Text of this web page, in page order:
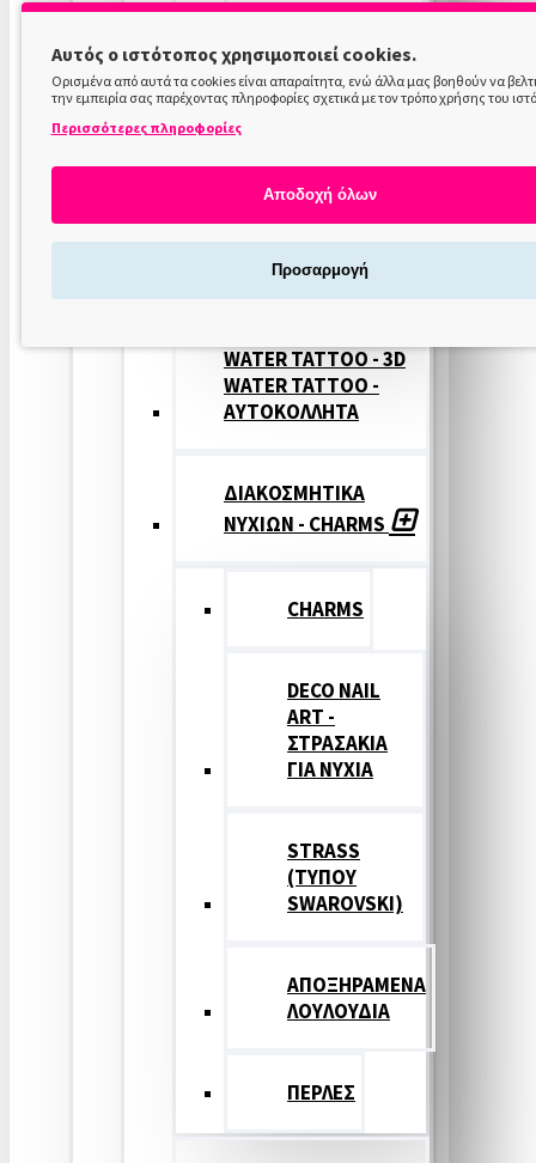
COLOR
ΝΥΧΙΩΝ
ΣΦΡΑΓΙΔΕΣ
ΝΥΧΙΩΝ
WATER TATTOO - 3D
WATER TATTOO -
ΑΥΤΟΚΟΛΛΗΤΑ
ΔΙΑΚΟΣΜΗΤΙΚΑ
ΝΥΧΙΩΝ - CHARMS
CHARMS
DECO NAIL
ART -
ΣΤΡΑΣΑΚΙΑ
ΓΙΑ ΝΥΧΙΑ
STRASS
(ΤΥΠΟΥ
SWAROVSKI)
ΑΠΟΞΗΡΑΜΕΝΑ
ΛΟΥΛΟΥΔΙΑ
ΠΕΡΛΕΣ
Αυτός ο ιστότοπος χρησιμοποιεί cookies.
Ορισμένα από αυτά τα cookies είναι απαραίτητα, ενώ άλλα μας βοηθούν να
την εμπειρία σας παρέχοντας πληροφορίες σχετικά με τον τρόπο χρήσης του
Περισσότερες πληροφορίες
Αποδοχή όλων
Προσαρμογή